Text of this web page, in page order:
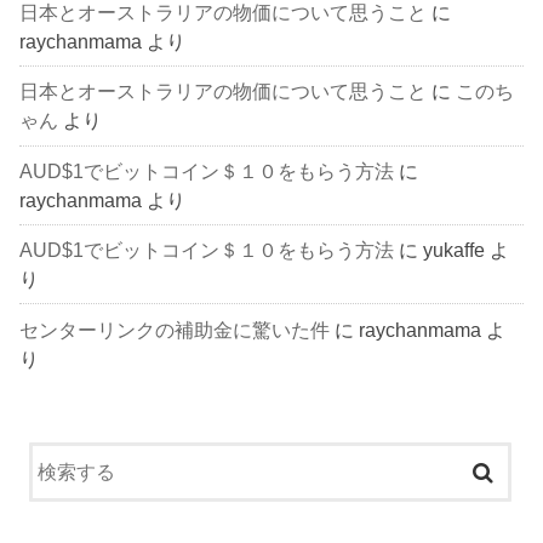
日本とオーストラリアの物価について思うこと に
raychanmama より
日本とオーストラリアの物価について思うこと に このち
ゃん より
AUD$1でビットコイン＄１０をもらう方法 に
raychanmama より
AUD$1でビットコイン＄１０をもらう方法 にyukaffe よ
り
センターリンクの補助金に驚いた件 に raychanmama よ
り